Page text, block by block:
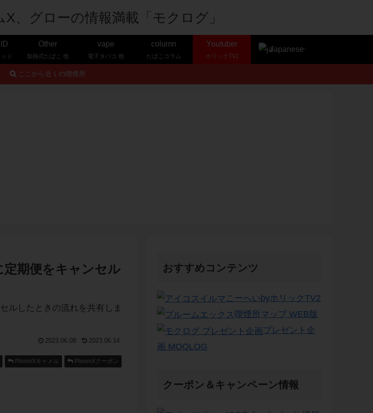
ド
Other
加熱式たばこ 他
vape
電子タバコ 他
column
たばこコラム
Youtuber
ホリックTV2
Japanese
ここから近くの喫煙所
期便をキャンセル
2023.06.08 2023.06.14
PloomXキャメル PloomXクーポン
おすすめコンテンツ
こーへいbyホリックTV2
喫煙所マップ WEB版
プレゼント企
画 MOQLOG
クーポン＆キャンペーン情報